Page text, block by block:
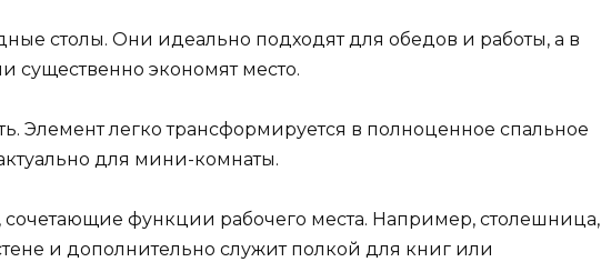
столы. Они идеально подходят для обедов и работы, а в
существенно экономят место.
Элемент легко трансформируется в полноценное спальное
для мини-комнаты.
сочетающие функции рабочего места. Например, столешница,
и дополнительно служит полкой для книг или